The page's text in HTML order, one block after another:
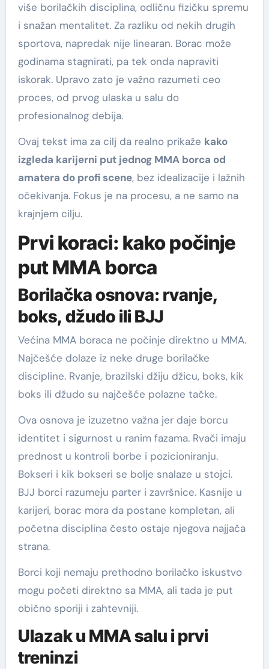
više borilačkih disciplina, odličnu fizičku spremu
i snažan mentalitet. Za razliku od nekih drugih
sportova, napredak nije linearan. Borac može
godinama stagnirati, pa tek onda napraviti
iskorak. Upravo zato je važno razumeti ceo
proces, od prvog ulaska u salu do
profesionalnog debija.
Ovaj tekst ima za cilj da realno prikaže kako
izgleda karijerni put jednog MMA borca od
amatera do profi scene, bez idealizacije i lažnih
očekivanja. Fokus je na procesu, a ne samo na
krajnjem cilju.
Prvi koraci: kako počinje
put MMA borca
Borilačka osnova: rvanje,
boks, džudo ili BJJ
Većina MMA boraca ne počinje direktno u MMA.
Najčešće dolaze iz neke druge borilačke
discipline. Rvanje, brazilski džiju džicu, boks, kik
boks ili džudo su najčešće polazne tačke.
Ova osnova je izuzetno važna jer daje borcu
identitet i sigurnost u ranim fazama. Rvači imaju
prednost u kontroli borbe i pozicioniranju.
Bokseri i kik bokseri se bolje snalaze u stojci.
BJJ borci razumeju parter i završnice. Kasnije u
karijeri, borac mora da postane kompletan, ali
početna disciplina često ostaje njegova najjača
strana.
Borci koji nemaju prethodno borilačko iskustvo
mogu početi direktno sa MMA, ali tada je put
obično sporiji i zahtevniji.
Ulazak u MMA salu i prvi
treninzi